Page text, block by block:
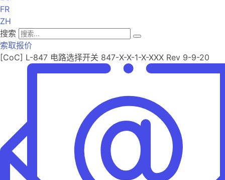
FR
ZH
搜索
索取报价
[CoC] L-847 电路选择开关 847-X-X-1-X-XXX Rev 9-9-20